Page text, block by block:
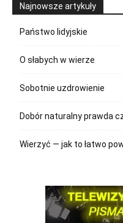
Najnowsze artykuły
Państwo lidyjskie
O słabych w wierze
Sobotnie uzdrowienie
Dobór naturalny prawda
Wierzyć — jak to łatwo